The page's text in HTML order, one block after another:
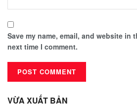
Save my name, email, and website in
next time I comment.
VỪA XUẤT BẢN